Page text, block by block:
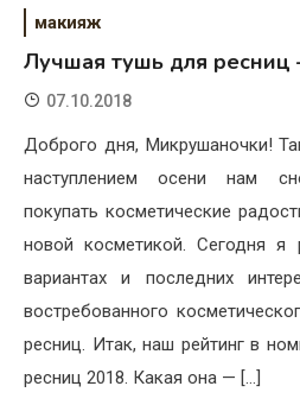
макияж
Лучшая тушь для
07.10.2018
Доброго дня, Микрушаночки!
наступлением осени нам
покупать косметические
новой косметикой. Сегодня
вариантах и последних
востребованного
ресниц. Итак, наш рейтинг в
ресниц 2018. Какая она — […]